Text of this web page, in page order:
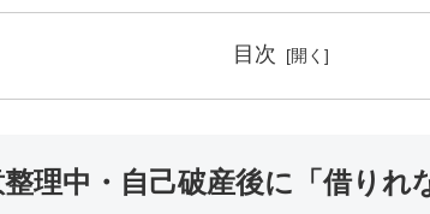
目次
理中・自己破産後に「借りれ